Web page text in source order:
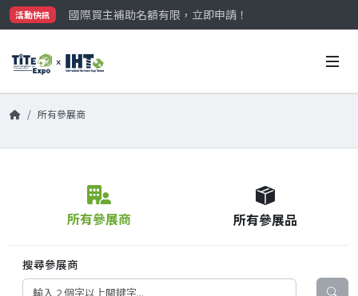
活動快訊
國際買主補助名額有限，立即申請！
參觀門票開放申請中‼️
國際買主補助名額有限，立即申請！
所有參展商
所有參展商 所有參展品
搜尋參展商